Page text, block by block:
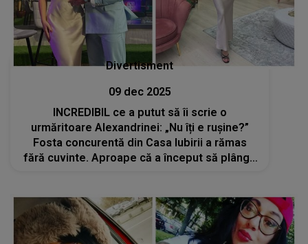
Divertisment
09 dec 2025
INCREDIBIL ce a putut să îi scrie o
urmăritoare Alexandrinei: „Nu îți e rușine?”
Fosta concurentă din Casa Iubirii a rămas
fără cuvinte. Aproape că a început să plângă